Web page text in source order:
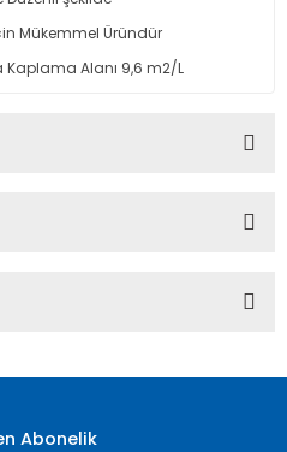
Mükemmel Üründür
Kaplama Alanı 9,6 m2/L
ederiz.
Abonelik